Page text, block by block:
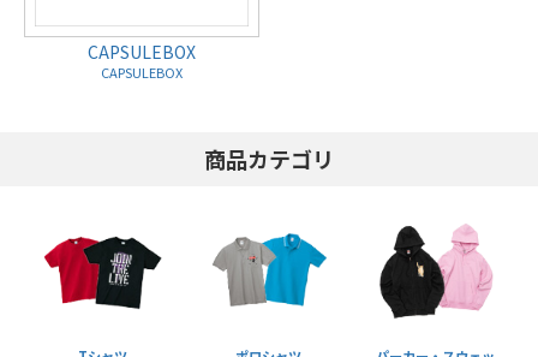
CAPSULEBOX
CAPSULEBOX
商品カテゴリ